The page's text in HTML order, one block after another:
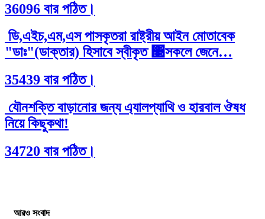
36096 বার পঠিত।
ডি,এইচ,এম,এস পাসকৃতরা রাষ্ট্রীয় আইন মোতাবেক
"ডাঃ"(ডাক্তার) হিসাবে স্বীকৃত ঳সকলে জেনে…
35439 বার পঠিত।
যৌনশক্তি বাড়ানোর জন্য এ্যালপ্যাথি ও হারবাল ঔষধ
নিয়ে কিছুকথা!
34720 বার পঠিত।
আরও সংবাদ